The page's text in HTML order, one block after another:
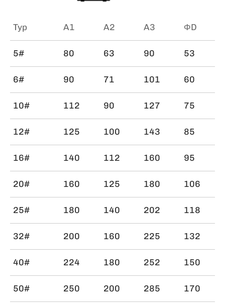
Typ A1 A2 A3 ΦD
5# 80 63 90 53
6# 90 71 101 60
10# 112 90 127 75
12# 125 100 143 85
16# 140 112 160 95
20# 160 125 180 106
25# 180 140 202 118
32# 200 160 225 132
40# 224 180 252 150
50# 250 200 285 170